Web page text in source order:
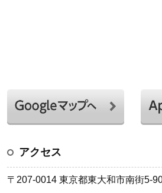
アクセス
〒207-0014 東京都東大和市南街5-